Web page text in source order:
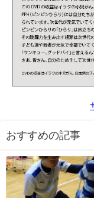
おすすめの記事